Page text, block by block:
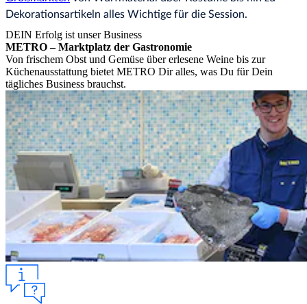
Dekorationsartikeln alles Wichtige für die Session.
DEIN Erfolg ist unser Business
METRO – Marktplatz der Gastronomie
Von frischem Obst und Gemüse über erlesene Weine bis zur
Küchenausstattung bietet METRO Dir alles, was Du für Dein
tägliches Business brauchst.